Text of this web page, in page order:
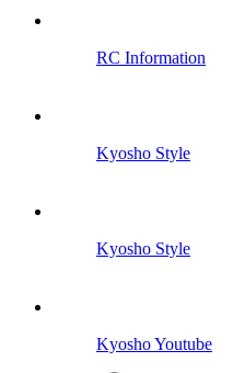
RC Information
Kyosho Style
Kyosho Style
Kyosho Youtube